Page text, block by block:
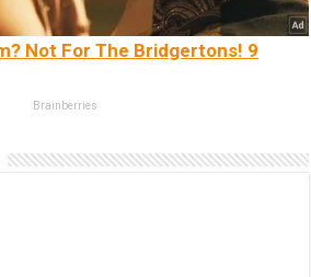
Not For The Bridgertons! 9
Brainberries